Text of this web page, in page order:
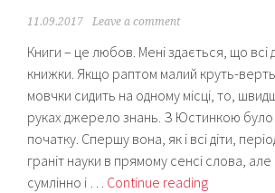
11.09.2017 Leave a comment
Книги – це любов. Мені здається, що всі
книжки. Якщо раптом малий круть-верть
мовчки сидить на одному місці, то,
руках джерело знань. З Юстинкою було
початку. Спершу вона, як і всі діти,
граніт науки в прямому сенсі слова,
сумлінно і … Continue reading5